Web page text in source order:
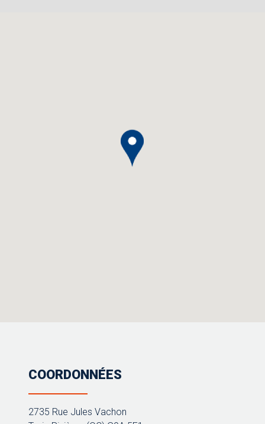
COORDONNÉES
2735 Rue Jules Vachon